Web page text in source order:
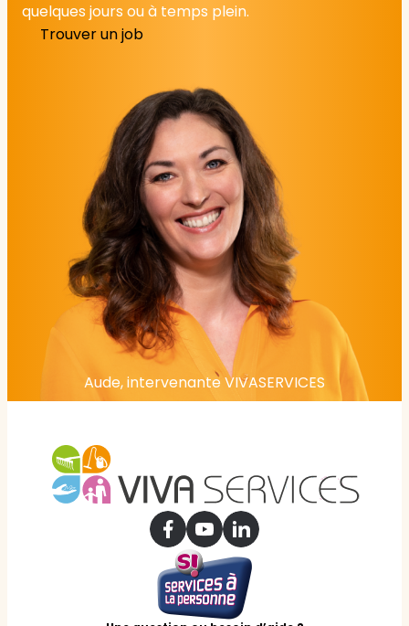
quelques jours ou à temps plein.
Trouver un job
Aude, intervenante VIVASERVICES